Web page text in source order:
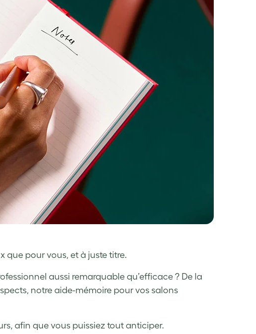
que pour vous, et à juste titre.
aussi remarquable qu’efficace ? De la
notre aide-mémoire pour vos salons
afin que vous puissiez tout anticiper.